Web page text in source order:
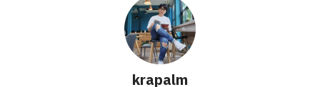
krapalm